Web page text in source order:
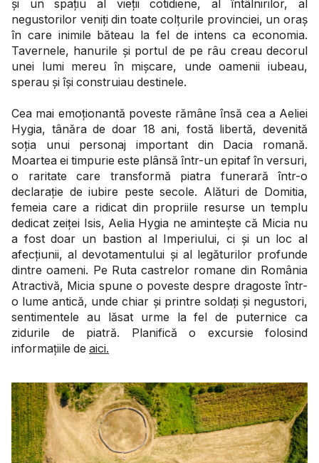
și un spațiu al vieții cotidiene, al întâlnirilor, al
negustorilor veniți din toate colțurile provinciei, un oraș
în care inimile băteau la fel de intens ca economia.
Tavernele, hanurile și portul de pe râu creau decorul
unei lumi mereu în mișcare, unde oamenii iubeau,
sperau și își construiau destinele.
Cea mai emoționantă poveste rămâne însă cea a Aeliei
Hygia, tânăra de doar 18 ani, fostă libertă, devenită
soția unui personaj important din Dacia romană.
Moartea ei timpurie este plânsă într-un epitaf în versuri,
o raritate care transformă piatra funerară într-o
declarație de iubire peste secole. Alături de Domitia,
femeia care a ridicat din propriile resurse un templu
dedicat zeiței Isis, Aelia Hygia ne amintește că Micia nu
a fost doar un bastion al Imperiului, ci și un loc al
afecțiunii, al devotamentului și al legăturilor profunde
dintre oameni. Pe Ruta castrelor romane din România
Atractivă, Micia spune o poveste despre dragoste într-
o lume antică, unde chiar și printre soldați și negustori,
sentimentele au lăsat urme la fel de puternice ca
zidurile de piatră. Planifică o excursie folosind
informațiile de aici.